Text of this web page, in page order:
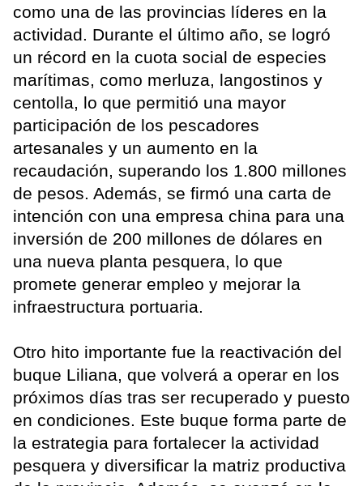
como una de las provincias líderes en la
actividad. Durante el último año, se logró
un récord en la cuota social de especies
marítimas, como merluza, langostinos y
centolla, lo que permitió una mayor
participación de los pescadores
artesanales y un aumento en la
recaudación, superando los 1.800 millones
de pesos. Además, se firmó una carta de
intención con una empresa china para una
inversión de 200 millones de dólares en
una nueva planta pesquera, lo que
promete generar empleo y mejorar la
infraestructura portuaria.
Otro hito importante fue la reactivación del
buque Liliana, que volverá a operar en los
próximos días tras ser recuperado y puesto
en condiciones. Este buque forma parte de
la estrategia para fortalecer la actividad
pesquera y diversificar la matriz productiva